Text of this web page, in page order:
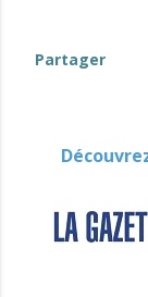
Partager